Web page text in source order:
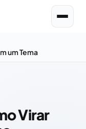
um Tema
Virar